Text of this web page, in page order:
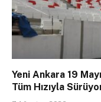
Yeni Ankara 19
Tüm Hızıyla